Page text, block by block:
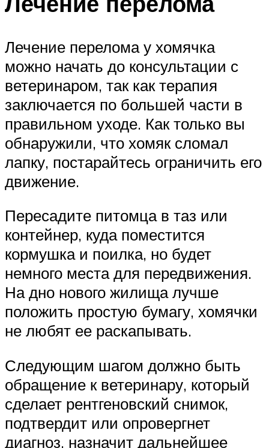
Лечение перелома у хомячка
можно начать до консультации с
ветеринаром, так как терапия
заключается по большей части в
правильном уходе. Как только вы
обнаружили, что хомяк сломал
лапку, постарайтесь ограничить его
движение.
Пересадите питомца в таз или
контейнер, куда поместится
кормушка и поилка, но будет
немного места для передвижения.
На дно нового жилища лучше
положить простую бумагу, хомячки
не любят ее раскапывать.
Следующим шагом должно быть
обращение к ветеринару, который
сделает рентгеновский снимок,
подтвердит или опровергнет
диагноз, назначит дальнейшее